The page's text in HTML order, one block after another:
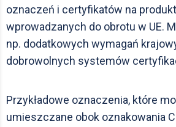
oznaczeń i certyfikatów na
wprowadzanych do obrotu w UE.
np. dodatkowych wymagań
dobrowolnych systemów
Przykładowe oznaczenia, które
umieszczane obok oznakowania